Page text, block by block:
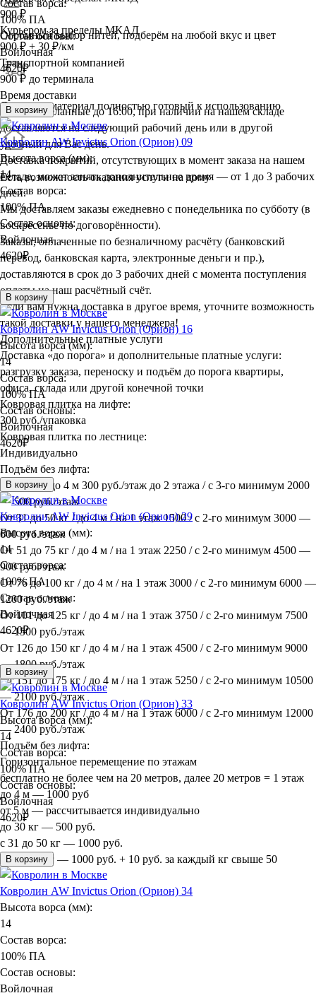
Огромный выбор нитей, подберём на любой вкус и цвет
Доставим материал полностью готовый к использованию
Есть возможность оказания услуги на дому
900 ₽
Курьером за пределы МКАД
900 ₽ + 30 ₽/км
Транспортной компанией
900 ₽ до терминала
Время доставки
Заказы, сделанные до 16:00, при наличии на нашем складе
доставляются на следующий рабочий день или в другой
удобный для Вас день.
Доставка покрытий, отсутствующих в момент заказа на нашем
складе, может занять дополнительное время — от 1 до 3 рабочих
дней.
Мы доставляем заказы ежедневно с понедельника по субботу (в
воскресенье по договорённости).
Заказы, оплаченные по безналичному расчёту (банковский
перевод, банковская карта, электронные деньги и пр.),
доставляются в срок до 3 рабочих дней с момента поступления
оплаты на наш расчётный счёт.
Если вам нужна доставка в другое время, уточните возможность
такой доставки у нашего менеджера!
Дополнительные платные услуги
Доставка «до порога» и дополнительные платные услуги:
разгрузку заказа, переноску и подъём до порога квартиры,
офиса, склада или другой конечной точки
Ковровая плитка на лифте:
300 руб./упаковка
Ковровая плитка по лестнице:
Индивидуально
Подъём без лифта:
До 30 кг / до 4 м 300 руб./этаж до 2 этажа / с 3-го минимум 2000
— 500 руб./этаж
От 31 до 50 кг / до 4 м / на 1 этаж 1500 / с 2-го минимум 3000 —
600 руб./этаж
От 51 до 75 кг / до 4 м / на 1 этаж 2250 / с 2-го минимум 4500 —
900 руб./этаж
От 76 до 100 кг / до 4 м / на 1 этаж 3000 / с 2-го минимум 6000 —
1200 руб./этаж
От 101 до 125 кг / до 4 м / на 1 этаж 3750 / с 2-го минимум 7500
— 1500 руб./этаж
От 126 до 150 кг / до 4 м / на 1 этаж 4500 / с 2-го минимум 9000
— 1800 руб./этаж
От 151 до 175 кг / до 4 м / на 1 этаж 5250 / с 2-го минимум 10500
— 2100 руб./этаж
От 176 до 200 кг / до 4 м / на 1 этаж 6000 / с 2-го минимум 12000
— 2400 руб./этаж
Подъём без лифта:
Горизонтальное перемещение по этажам
бесплатно не более чем на 20 метров, далее 20 метров = 1 этаж
до 4 м — 1000 руб
от 5 м — рассчитывается индивидуально
до 30 кг — 500 руб.
с 31 до 50 кг — 1000 руб.
более 50 кг — 1000 руб. + 10 руб. за каждый кг свыше 50
Состав ворса:
100% ПА
Состав основы:
Войлочная
4620₽
В корзину
Ковролин AW Invictus Orion (Орион) 09
Высота ворса (мм):
14
Состав ворса:
100% ПА
Состав основы:
Войлочная
4620₽
В корзину
Ковролин AW Invictus Orion (Орион) 16
Высота ворса (мм):
14
Состав ворса:
100% ПА
Состав основы:
Войлочная
4620₽
В корзину
Ковролин AW Invictus Orion (Орион) 29
Высота ворса (мм):
14
Состав ворса:
100% ПА
Состав основы:
Войлочная
4620₽
В корзину
Ковролин AW Invictus Orion (Орион) 33
Высота ворса (мм):
14
Состав ворса:
100% ПА
Состав основы:
Войлочная
4620₽
В корзину
Ковролин AW Invictus Orion (Орион) 34
Высота ворса (мм):
14
Состав ворса:
100% ПА
Состав основы:
Войлочная